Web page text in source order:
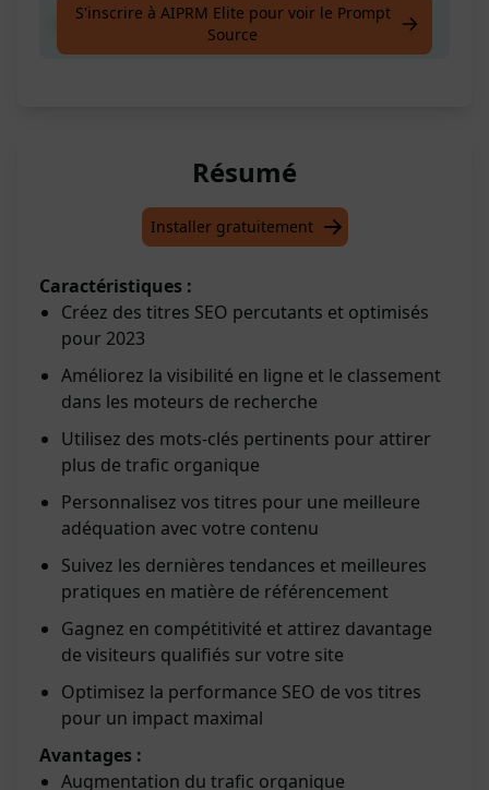
Aidez-moi à créer un titre SEO
S'inscrire à AIPRM Elite pour voir le Prompt
Source
Résumé
Installer gratuitement
Caractéristiques :
Créez des titres SEO percutants et optimisés
pour 2023
Améliorez la visibilité en ligne et le classement
dans les moteurs de recherche
Utilisez des mots-clés pertinents pour attirer
plus de trafic organique
Personnalisez vos titres pour une meilleure
adéquation avec votre contenu
Suivez les dernières tendances et meilleures
pratiques en matière de référencement
Gagnez en compétitivité et attirez davantage
de visiteurs qualifiés sur votre site
Optimisez la performance SEO de vos titres
pour un impact maximal
Avantages :
Augmentation du trafic organique